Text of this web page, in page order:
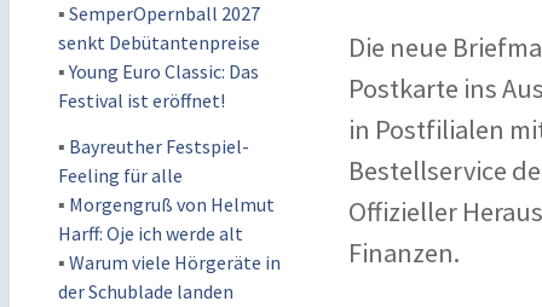
▪ SemperOpernball 2027
senkt Debütantenpreise
▪Young Euro Classic: Das
Festival ist eröffnet!
▪ Bayreuther Festspiel-
Feeling für alle
▪ Morgengruß von Helmut
Harff: Oje ich werde alt
▪ Warum viele Hörgeräte in
der Schublade landen
Die neue
Postkarte ins
in Postfilialen
Bestellservice
Offizieller
Finanzen.